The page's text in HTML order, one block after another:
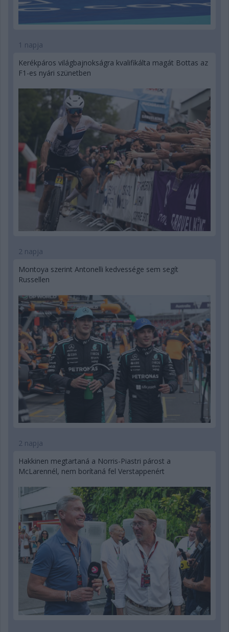
1 napja
Kerékpáros világbajnokságra kvalifikálta magát Bottas az
F1-es nyári szünetben
2 napja
Montoya szerint Antonelli kedvessége sem segít
Russellen
2 napja
Hakkinen megtartaná a Norris-Piastri párost a
McLarennél, nem borítaná fel Verstappenért